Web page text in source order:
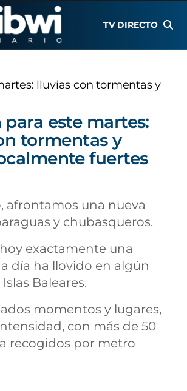
TV DIRECTO
lluvias con tormentas y
para este martes:
tormentas y
fuertes
afrontamos una nueva
y chubasqueros.
exactamente una
día ha llovido en algún
Baleares.
momentos y lugares,
con más de 50
recogidos por metro